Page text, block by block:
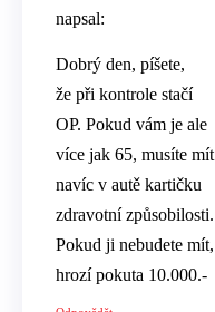
napsal:
Dobrý den, píšete,
že při kontrole stačí
OP. Pokud vám je ale
více jak 65, musíte mít
navíc v autě kartičku
zdravotní způsobilosti.
Pokud ji nebudete mít,
hrozí pokuta 10.000.-